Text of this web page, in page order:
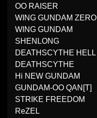
OO RAISER
WING GUNDAM ZERO
WING GUNDAM
SHENLONG
DEATHSCYTHE HELL
DEATHSCYTHE
Hi NEW GUNDAM
GUNDAM-OO QAN[T]
STRIKE FREEDOM
ReZEL